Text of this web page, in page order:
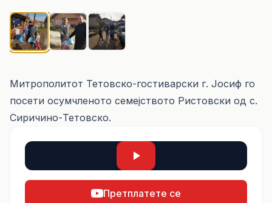
Митрополитот Тетовско-гостиварски г. Јосиф го
посети осумчленото семејството Ристовски од с.
Сиричино-Тетовско.
Претплатете се